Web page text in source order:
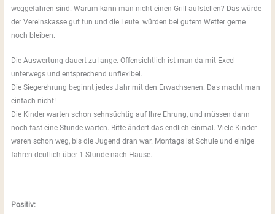
weggefahren sind. Warum kann man nicht einen Grill aufstellen? Das würde
der Vereinskasse gut tun und die Leute würden bei gutem Wetter gerne
noch bleiben.
Die Auswertung dauert zu lange. Offensichtlich ist man da mit Excel
unterwegs und entsprechend unflexibel.
Die Siegerehrung beginnt jedes Jahr mit den Erwachsenen. Das macht man
einfach nicht!
Die Kinder warten schon sehnsüchtig auf Ihre Ehrung, und müssen dann
noch fast eine Stunde warten. Bitte ändert das endlich einmal. Viele Kinder
waren schon weg, bis die Jugend dran war. Montags ist Schule und einige
fahren deutlich über 1 Stunde nach Hause.
Positiv: